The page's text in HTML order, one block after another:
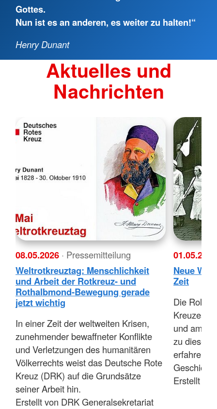
Gottes.
Nun ist es an anderen, es weiter zu halten!“
Henry Dunant
Aktuelles und
Nachrichten
08.05.2026 · Pressemitteilung
Weltrotkreuztag: Menschlichkeit
und Arbeit der Rotkreuz- und
Rothalbmond-Bewegung gerade
jetzt wichtig
In einer Zeit der weltweiten Krisen,
zunehmender bewaffneter Konflikte
und Verletzungen des humanitären
Völkerrechts weist das Deutsche Rote
Kreuz (DRK) auf die Grundsätze
seiner Arbeit hin.
Erstellt von DRK Generalsekretariat
Neue
Zeit
Die Rolle
Kreuzes
und
zu diesem
erfahren
Erstellt